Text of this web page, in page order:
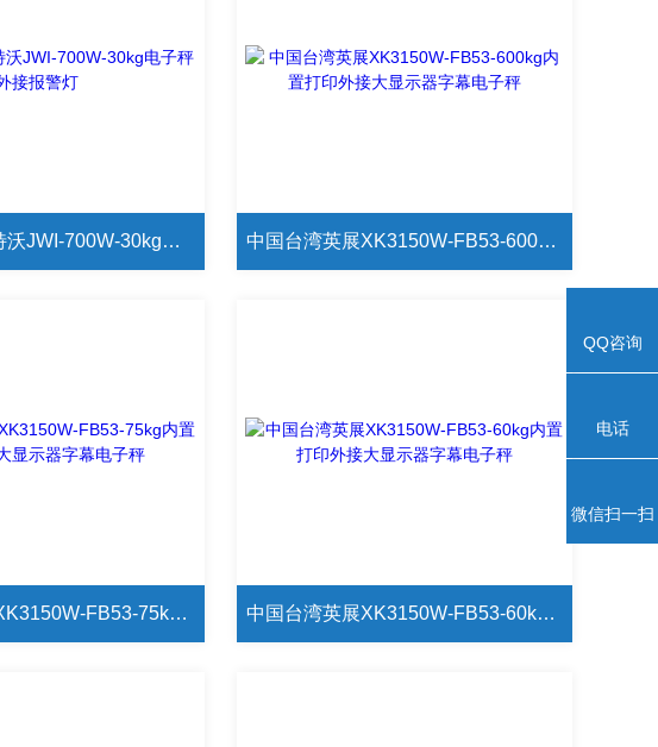
JADEVER杰特沃JWI-700W-30kg电子秤外接报警灯 中国台湾英展XK3150W-FB53-600kg内置打印外接大显示器字幕电子秤
中国台湾英展XK3150W-FB53-75kg内置打印外接大显示器字幕电子秤 中国台湾英展XK3150W-FB53-60kg内置打印外接大显示器字幕电子秤
QQ咨询
电话
微信扫一扫